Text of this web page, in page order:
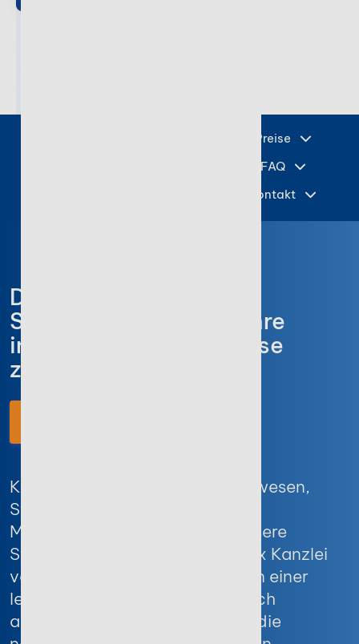
Preise
FAQ
Kontakt
Diese Software für
Steuerberater ist auf Ihre
individuellen Bedürfnisse
zugeschnitten
Kanzleiverwaltung, Rechnungswesen,
Steuerdokumente oder
Mandantenkommunikation: Unsere
Steuerberater-Software Stotax Kanzlei
vereint alle fachlichen Module in einer
leistungsstarken Plattform. Durch
automatisierte Workflows und die